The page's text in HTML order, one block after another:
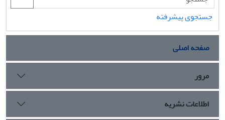
جستجوی پیشرفته
صفحه اصلی
مرور
اطلاعات نشریه